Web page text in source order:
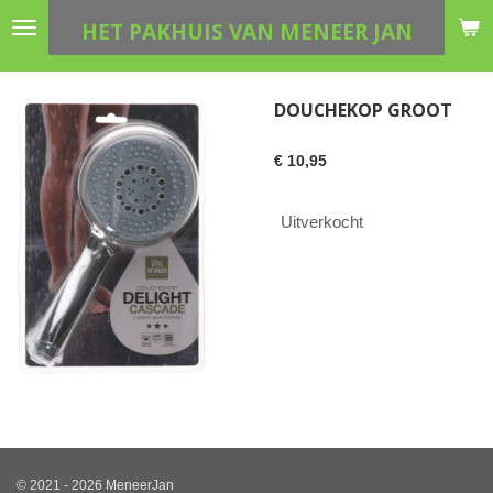
Ga
hoofdinhoud
HET PAKHUIS VAN MENEER JAN
DOUCHEKOP GROOT
€ 10,95
Uitverkocht
© 2021 - 2026 MeneerJan